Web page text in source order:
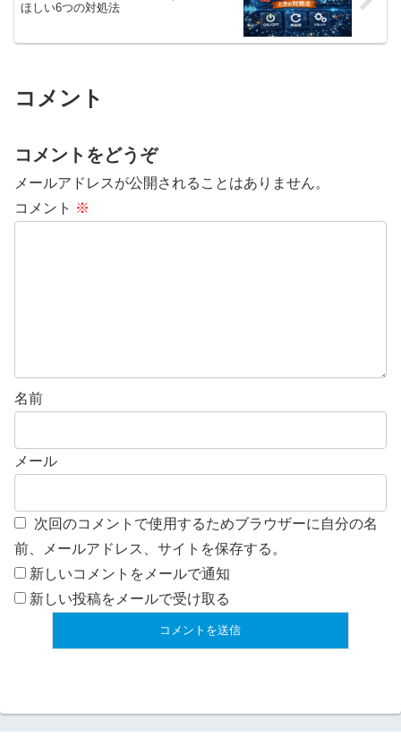
ほしい6つの対処法
コメント
コメントをどうぞ
メールアドレスが公開されることはありません。
コメント ※
名前
メール
次回のコメントで使用するためブラウザーに自分の名
前、メールアドレス、サイトを保存する。
新しいコメントをメールで通知
新しい投稿をメールで受け取る